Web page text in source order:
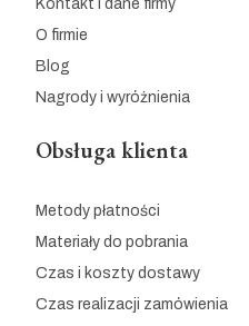
Kontakt i dane firmy
O firmie
Blog
Nagrody i wyróżnienia
Obsługa klienta
Metody płatności
Materiały do pobrania
Czas i koszty dostawy
Czas realizacji zamówienia